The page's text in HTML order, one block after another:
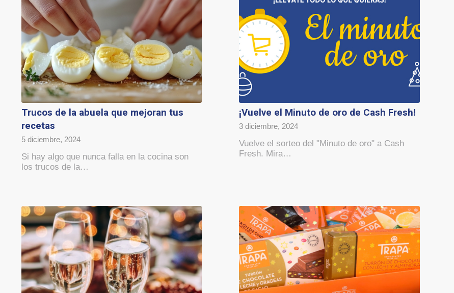
Trucos de la abuela que mejoran tus
recetas
5 diciembre, 2024
Si hay algo que nunca falla en la cocina son
los trucos de la…
¡Vuelve el Minuto de oro de Cash Fresh!
3 diciembre, 2024
Vuelve el sorteo del "Minuto de oro" a Cash
Fresh. Mira…